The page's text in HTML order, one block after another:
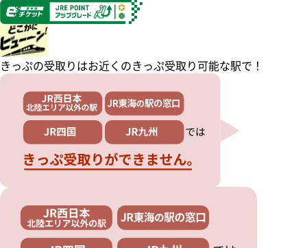
きっぷの受取りはお近くのきっぷ受取り可能な駅で！